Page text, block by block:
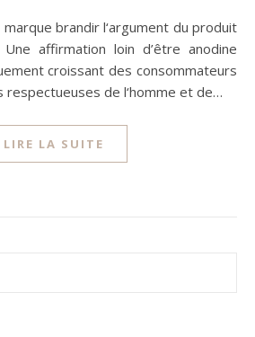
affirmation loin d’être anodine
croissant des consommateurs
de l‘homme et de…
LIRE LA SUITE